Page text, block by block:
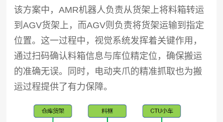
该方案中，AMR机器人负责从货架上将料箱转运
到AGV货架上，而AGV则负责将货架运输到指定
位置。这一过程中，视觉系统发挥着关键作用，
通过扫码确认料箱信息与库位精定位，确保搬运
的准确无误。同时，电动夹爪的精准抓取也为搬
运过程提供了有力保障。